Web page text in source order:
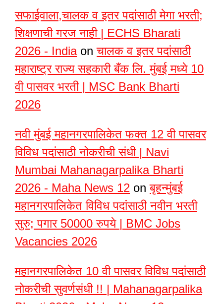
सफाईवाला,चालक व इतर पदांसाठी मेगा भरती;
शिक्षणाची गरज नाही | ECHS Bharati
2026 - Indiaonचालक व इतर पदांसाठी
महाराष्ट्र राज्य सहकारी बँक लि. मुंबई मध्ये 10
वी पासवर भरती | MSC Bank Bharti
2026
नवी मुंबई महानगरपालिकेत फक्त 12 वी पासवर
विविध पदांसाठी नोकरीची संधी | Navi
Mumbai Mahanagarpalika Bharti
2026 - Maha News 12 onबृहन्मुंबई
महानगरपालिकेत विविध पदांसाठी नवीन भरती
सुरु; पगार 50000 रुपये | BMC Jobs
Vacancies 2026
महानगरपालिकेत 10 वी पासवर विविध पदांसाठी
नोकरीची सुवर्णसंधी !! | Mahanagarpalika